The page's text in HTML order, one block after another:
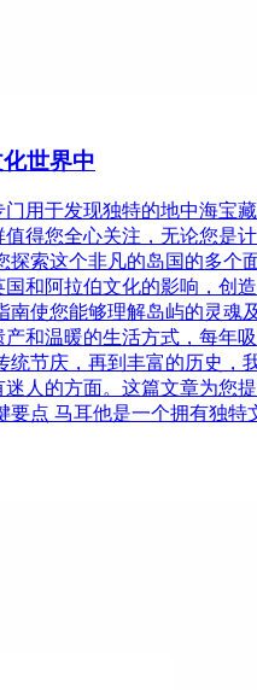
世界中
用于发现独特的地中海宝
得您全心关注，无论您是
探索这个非凡的岛国的多个
和阿拉伯文化的影响，创
南使您能够理解岛屿的灵魂
和温暖的生活方式，每年
统节庆，再到丰富的历史，
人的方面。这篇文章为您
要点 马耳他是一个拥有独特